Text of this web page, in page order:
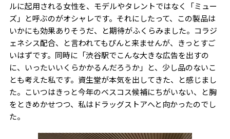
ルに起用される女性を、モデルやタレントではなく「ミュー
ズ」と呼ぶのがオシャレです。それにしたって、この製品は
いかにも効果ありそうだ、と期待がふくらみました。コラジ
ェネシス配合、と言われてもぴんと来ませんが、きっとすご
いはずです。同時に「渋谷駅でこんな大きな広告を出すの
に、いったいいくらかかるんだろうか」と、少し品のないこ
とも考えた私です。資生堂が本気を出してきた、と感じまし
た。こいつはきっと今年のベスコス候補にちがいない、と胸
をときめかせつつ、私はドラッグストアへと向かったのでし
た。